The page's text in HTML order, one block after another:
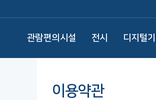
관람편의시설 전시 디지털
이용약관